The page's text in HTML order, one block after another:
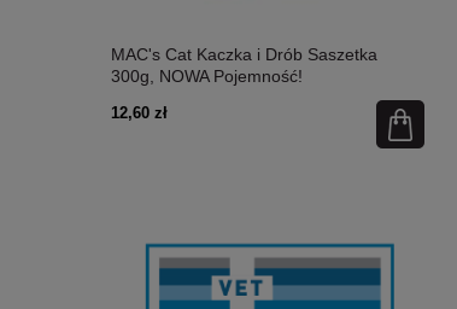
MAC's Cat Kaczka i Drób Saszetka
300g, NOWA Pojemność!
12,60 zł